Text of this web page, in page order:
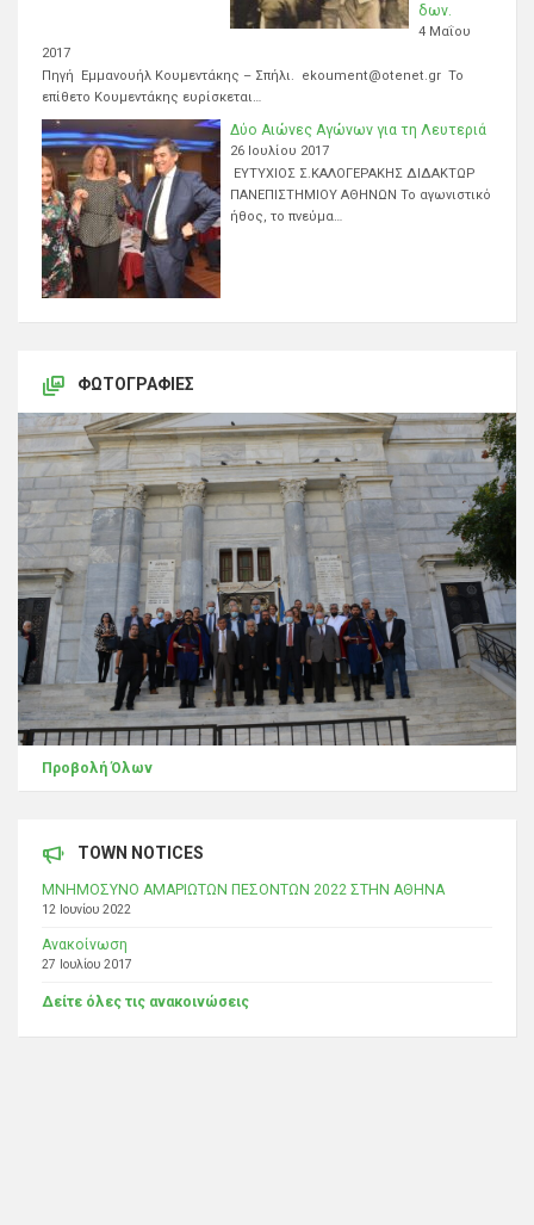
δων.
4 Μαΐου
2017
Πηγή Εμμανουήλ Κουμεντάκης – Σπήλι. ekoument@otenet.gr Το
επίθετο Κουμεντάκης ευρίσκεται…
Δύο Αιώνες Αγώνων για τη Λευτεριά
26 Ιουλίου 2017
ΕΥΤΥΧΙΟΣ Σ.ΚΑΛΟΓΕΡΑΚΗΣ ΔΙΔΑΚΤΩΡ
ΠΑΝΕΠΙΣΤΗΜΙΟΥ ΑΘΗΝΩΝ Το αγωνιστικό
ήθος, το πνεύμα…
ΦΩΤΟΓΡΑΦΊΕΣ
Προβολή Όλων
TOWN NOTICES
ΜΝΗΜΟΣΥΝΟ ΑΜΑΡΙΩΤΩΝ ΠΕΣΟΝΤΩΝ 2022 ΣΤΗΝ ΑΘΗΝΑ
12 Ιουνίου 2022
Ανακοίνωση
27 Ιουλίου 2017
Δείτε όλες τις ανακοινώσεις